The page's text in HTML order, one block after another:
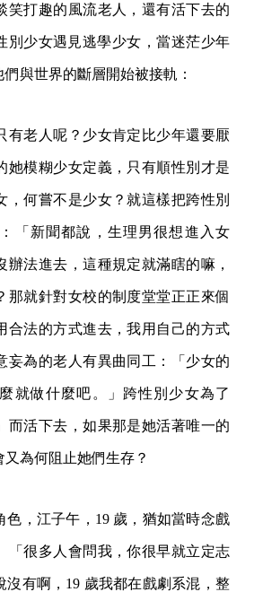
笑打趣的風流老人，還有活下去的
少女遇見逃學少女，當迷茫少年
與世界的斷層開始被接軌：
有老人呢？少女肯定比少年還要厭
她模糊少女定義，只有順性別才是
，何嘗不是少女？就這樣把跨性別
「新聞都說，生理男很想進入女
辦法進去，這種規定就滿瞎的嘛，
那就針對女校的制度堂堂正正來個
合法的方式進去，我用自己的方式
妄為的老人有異曲同工：「少女的
就做什麼吧。」跨性別少女為了
而活下去，如果那是她活著唯一的
為何阻止她們生存？
色，江子午，19 歲，猶如當時念戲
「很多人會問我，你很早就立定志
沒有啊，19 歲我都在戲劇系混，整